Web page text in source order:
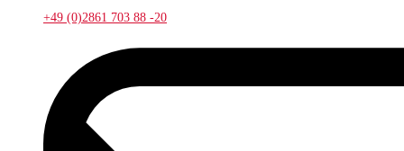
+49 (0)2861 703 88 -20